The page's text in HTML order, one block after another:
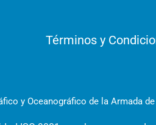
Términos y
y Oceanográfico de la Armada